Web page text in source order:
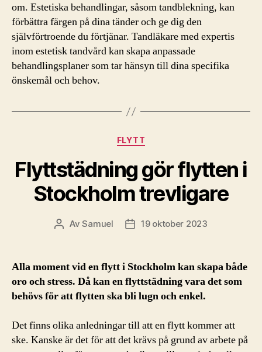
om. Estetiska behandlingar, såsom tandblekning, kan
förbättra färgen på dina tänder och ge dig den
självförtroende du förtjänar. Tandläkare med expertis
inom estetisk tandvård kan skapa anpassade
behandlingsplaner som tar hänsyn till dina specifika
önskemål och behov.
Kategorier
FLYTT
Flyttstädning gör flytten i
Stockholm trevligare
Inläggsförfattare
AvSamuel Inläggsdatum
19 oktober 2023
Alla moment vid en flytt i Stockholm kan skapa både
oro och stress. Då kan en flyttstädning vara det som
behövs för att flytten ska bli lugn och enkel.
Det finns olika anledningar till att en flytt kommer att
ske. Kanske är det för att det krävs på grund av arbete på